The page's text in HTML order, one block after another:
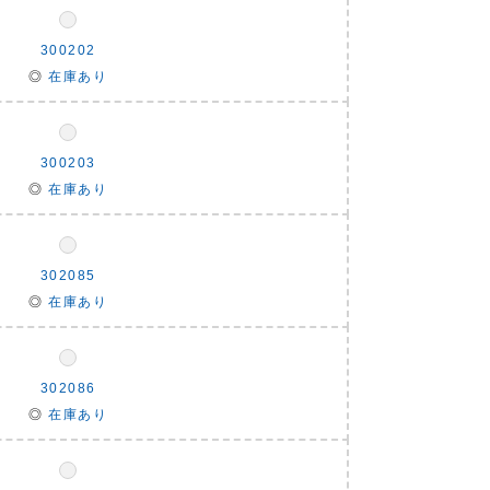
300202
◎ 在庫あり
300203
◎ 在庫あり
302085
◎ 在庫あり
302086
◎ 在庫あり